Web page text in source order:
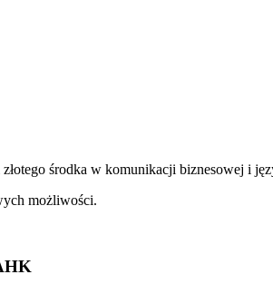
środka w komunikacji biznesowej i
możliwości.